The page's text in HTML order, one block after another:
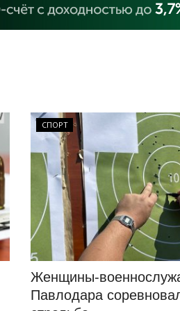
СПОРТ
Женщины-
Павлодара